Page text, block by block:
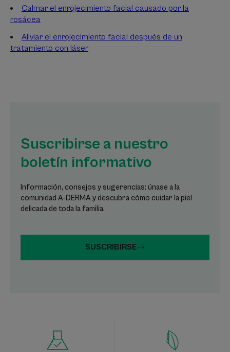
Calmar el enrojecimiento facial causado por la
rosácea
Aliviar el enrojecimiento facial después de un
tratamiento con láser
Suscribirse a nuestro
boletín informativo
Información, consejos y sugerencias: únase a la
comunidad A-DERMA y descubra cómo cuidar la piel
delicada de toda la familia.
SUSCRIBIRSE